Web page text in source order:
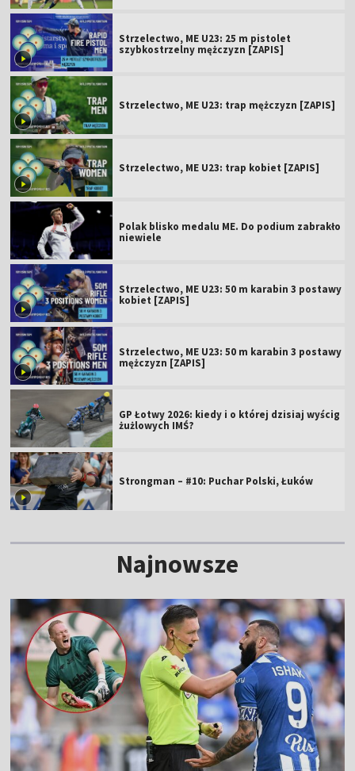
Strzelectwo, ME U23: 25 m pistolet
szybkostrzelny mężczyzn [ZAPIS]
Strzelectwo, ME U23: trap mężczyzn [ZAPIS]
Strzelectwo, ME U23: trap kobiet [ZAPIS]
Polak blisko medalu ME. Do podium zabrakło
niewiele
Strzelectwo, ME U23: 50 m karabin 3 postawy
kobiet [ZAPIS]
Strzelectwo, ME U23: 50 m karabin 3 postawy
mężczyzn [ZAPIS]
GP Łotwy 2026: kiedy i o której dzisiaj wyścig
żużlowych IMŚ?
Strongman – #10: Puchar Polski, Łuków
Najnowsze